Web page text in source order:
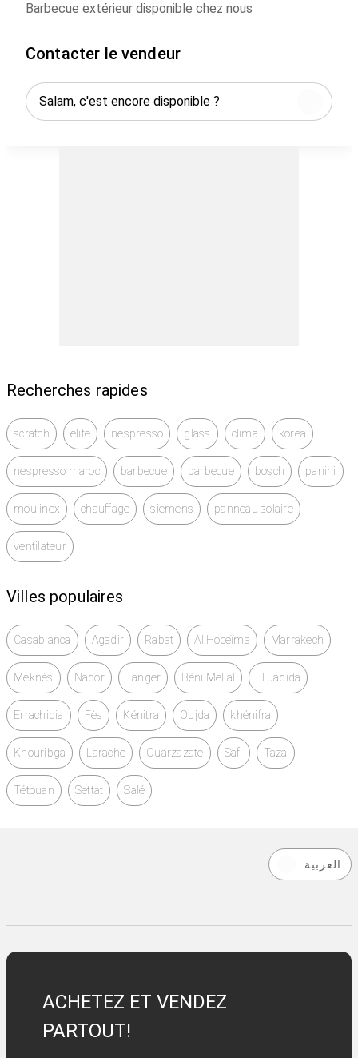
Barbecue extérieur disponible chez nous
Contacter le vendeur
Recherches rapides
scratch elite nespresso glass clima korea
nespresso maroc barbecue barbecue bosch panini
moulinex chauffage siemens panneau solaire
ventilateur
Villes populaires
Casablanca Agadir Rabat Al Hoceïma Marrakech
Meknès Nador Tanger Béni Mellal El Jadida
Errachidia Fès Kénitra Oujda khénifra
Khouribga Larache Ouarzazate Safi Taza
Tétouan Settat Salé
العربية
ACHETEZ ET VENDEZ
PARTOUT!